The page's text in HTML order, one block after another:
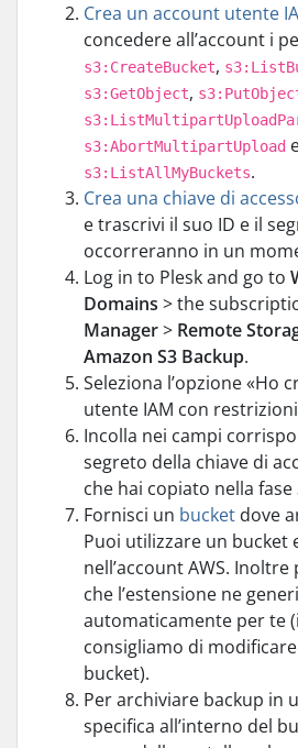
Crea un account utente
concedere all’account i
s3:CreateBucket,
s3:GetObject,
s3:AbortMultipartUpload
s3:ListAllMyBuckets.
Crea una chiave di
e trascrivi il suo ID e il
occorreranno in un
Log in to Plesk and go to
Domains > the
Manager> Remote
Amazon S3 Backup.
Seleziona l’opzione «Ho
utente IAM con
Incolla nei campi
segreto della chiave di
che hai copiato nella fase
Fornisci un bucket dove
Puoi utilizzare un bucket
nell’account AWS.
che l’estensione ne
automaticamente per te
consigliamo di
bucket).
Per archiviare backup in
specifica all’interno del